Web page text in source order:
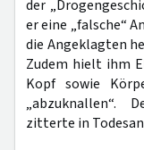
der
er eine „falsche“
die Angeklagten
Zudem hielt ihm
Kopf sowie
„abzuknallen“.
zitterte in